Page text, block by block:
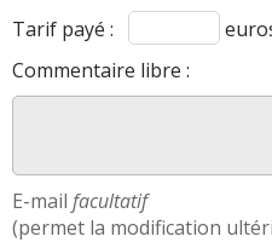
Tarif payé :
Commentaire libre :
E-mail facultatif
(permet la modification